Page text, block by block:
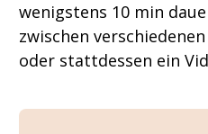
wenigstens 10 min
zwischen
oder stattdessen ein